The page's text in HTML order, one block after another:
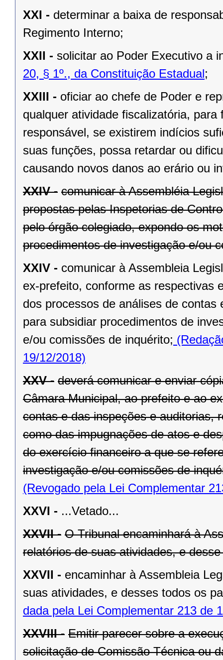
XXI - determinar a baixa de
Regimento Interno;
XXII - solicitar ao Poder Executivo a
20, § 1º., da Constituição Estadual;
XXIII - oficiar ao chefe de Poder e
qualquer atividade fiscalizatória,
responsável, se existirem indícios
suas funções, possa retardar ou
causando novos danos ao erário ou
XXIV - comunicar à Assembléia
propostas pelas Inspetorias de
pelo órgão colegiado, expondo os
procedimentos de investigação e/ou
XXIV - comunicar à Assembleia
ex-prefeito, conforme as respectivas
dos processos de análises de
para subsidiar procedimentos de
e/ou comissões de inquérito;
19/12/2018)
XXV - deverá comunicar e enviar
Câmara Municipal, ao prefeito e ao
contas e das inspeções e auditorias,
como das impugnações de atos e
do exercício financeiro a que se
investigação e/ou comissões de
(Revogado pela Lei Complementar
XXVI - ...Vetado...
XXVII - O Tribunal encaminhará à
relatórios de suas atividades, e
XXVII - encaminhar à Assembleia
suas atividades, e desses todos os
dada pela Lei Complementar 213 de
XXVIII - Emitir parecer sobre a
solicitação de Comissão Técnica ou